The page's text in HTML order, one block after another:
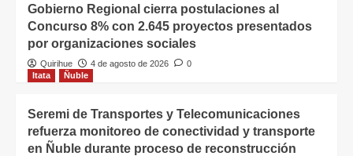
Gobierno Regional cierra postulaciones al
Concurso 8% con 2.645 proyectos presentados
por organizaciones sociales
Quirihue 4 de agosto de 2026
0
Itata
Ñuble
Seremi de Transportes y Telecomunicaciones
refuerza monitoreo de conectividad y transporte
en Ñuble durante proceso de reconstrucción